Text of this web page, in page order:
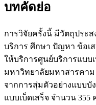
บทคัดย่อ
การวิจัยครั้งนี้ มีวัตถุประ
บริการ ศึกษา ปัญหา ข้อเ
ให้บริการศูนย์บริการแบบ
มหาวิทยาลัยมหาสารคา
จากการสุ่มตัวอย่างแบบบั
แบบเบ็ดเสร็จ จำนวน